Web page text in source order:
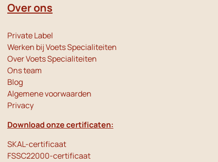
Over ons
Private Label
Werken bij Voets Specialiteiten
Over Voets Specialiteiten
Ons team
Blog
Algemene voorwaarden
Privacy
Download onze certificaten:
SKAL-certificaat
FSSC22000-certificaat